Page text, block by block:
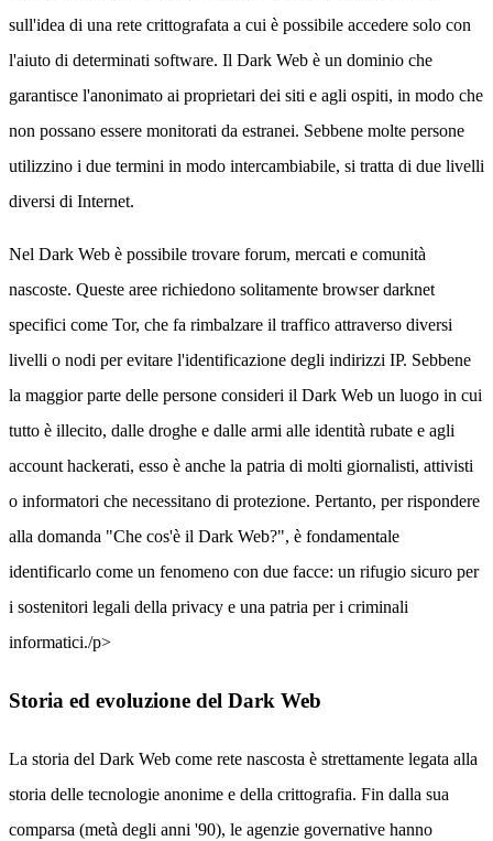
sull'idea di una rete crittografata a cui è possibile accedere solo con
l'aiuto di determinati software. Il Dark Web è un dominio che
garantisce l'anonimato ai proprietari dei siti e agli ospiti, in modo che
non possano essere monitorati da estranei. Sebbene molte persone
utilizzino i due termini in modo intercambiabile, si tratta di due livelli
diversi di Internet.
Nel Dark Web è possibile trovare forum, mercati e comunità
nascoste. Queste aree richiedono solitamente browser darknet
specifici come Tor, che fa rimbalzare il traffico attraverso diversi
livelli o nodi per evitare l'identificazione degli indirizzi IP. Sebbene
la maggior parte delle persone consideri il Dark Web un luogo in cui
tutto è illecito, dalle droghe e dalle armi alle identità rubate e agli
account hackerati, esso è anche la patria di molti giornalisti, attivisti
o informatori che necessitano di protezione. Pertanto, per rispondere
alla domanda "Che cos'è il Dark Web?", è fondamentale
identificarlo come un fenomeno con due facce: un rifugio sicuro per
i sostenitori legali della privacy e una patria per i criminali
informatici./p>
Storia ed evoluzione del Dark Web
La storia del Dark Web come rete nascosta è strettamente legata alla
storia delle tecnologie anonime e della crittografia. Fin dalla sua
comparsa (metà degli anni '90), le agenzie governative hanno